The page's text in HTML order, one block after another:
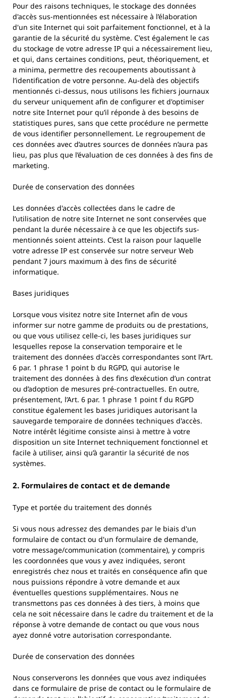
Pour des raisons techniques, le stockage des données
d'accès sus-mentionnées est nécessaire à l’élaboration
d'un site Internet qui soit parfaitement fonctionnel, et à la
garantie de la sécurité du système. C'est également le cas
du stockage de votre adresse IP qui a nécessairement lieu,
et qui, dans certaines conditions, peut, théoriquement, et
a minima, permettre des recoupements aboutissant à
l’identification de votre personne. Au-delà des objectifs
mentionnés ci-dessus, nous utilisons les fichiers journaux
du serveur uniquement afin de configurer et d'optimiser
notre site Internet pour qu’il réponde à des besoins de
statistiques pures, sans que cette procédure ne permette
de vous identifier personnellement. Le regroupement de
ces données avec d’autres sources de données n’aura pas
lieu, pas plus que l’évaluation de ces données à des fins de
marketing.
Durée de conservation des données
Les données d'accès collectées dans le cadre de
l’utilisation de notre site Internet ne sont conservées que
pendant la durée nécessaire à ce que les objectifs sus-
mentionnés soient atteints. C’est la raison pour laquelle
votre adresse IP est conservée sur notre serveur Web
pendant 7 jours maximum à des fins de sécurité
informatique.
Bases juridiques
Lorsque vous visitez notre site Internet afin de vous
informer sur notre gamme de produits ou de prestations,
ou que vous utilisez celle-ci, les bases juridiques sur
lesquelles repose la conservation temporaire et le
traitement des données d'accès correspondantes sont l’Art.
6 par. 1 phrase 1 point b du RGPD, qui autorise le
traitement des données à des fins d’exécution d’un contrat
ou d’adoption de mesures pré-contractuelles. En outre,
présentement, l’Art. 6 par. 1 phrase 1 point f du RGPD
constitue également les bases juridiques autorisant la
sauvegarde temporaire de données techniques d'accès.
Notre intérêt légitime consiste ainsi à mettre à votre
disposition un site Internet techniquement fonctionnel et
facile à utiliser, ainsi qu’à garantir la sécurité de nos
systèmes.
2. Formulaires de contact et de demande
Type et portée du traitement des donnés
Si vous nous adressez des demandes par le biais d'un
formulaire de contact ou d'un formulaire de demande,
votre message/communication (commentaire), y compris
les coordonnées que vous y avez indiquées, seront
enregistrés chez nous et traités en conséquence afin que
nous puissions répondre à votre demande et aux
éventuelles questions supplémentaires. Nous ne
transmettons pas ces données à des tiers, à moins que
cela ne soit nécessaire dans le cadre du traitement et de la
réponse à votre demande de contact ou que vous nous
ayez donné votre autorisation correspondante.
Durée de conservation des données
Nous conserverons les données que vous avez indiquées
dans ce formulaire de prise de contact ou le formulaire de